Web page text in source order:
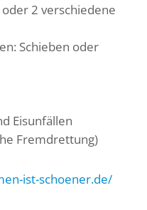
2 verschiedene
Schieben oder
Eisunfällen
Fremdrettung)
ist-schoener.de/